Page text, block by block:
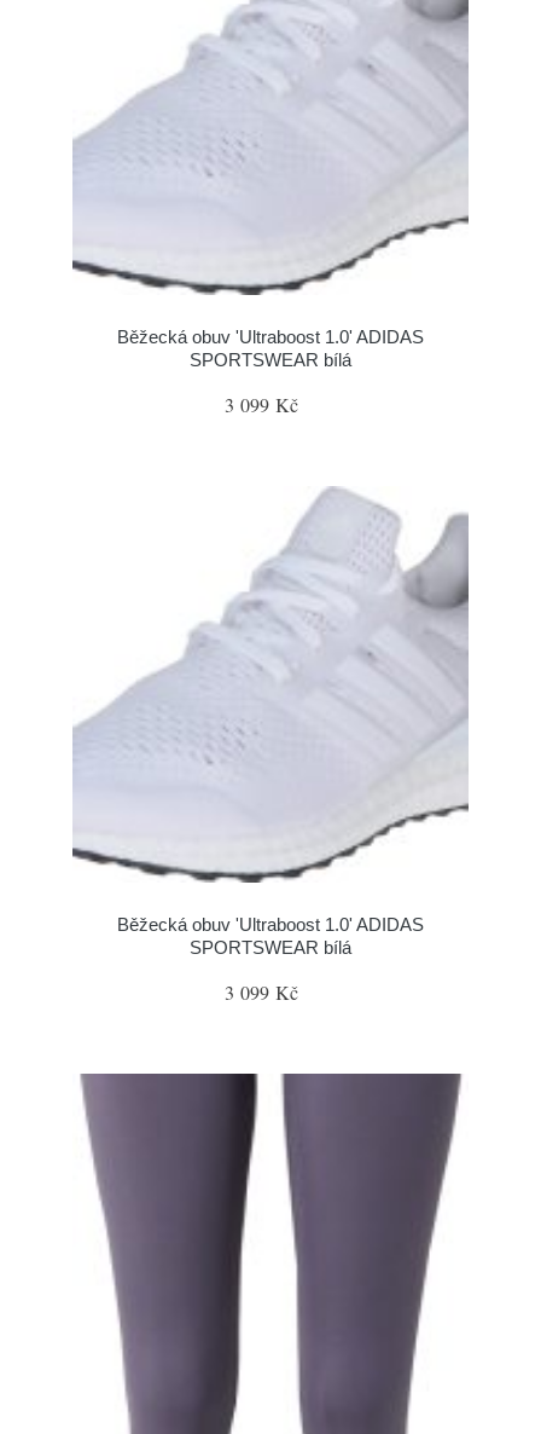
Běžecká obuv 'Ultraboost 1.0' ADIDAS
SPORTSWEAR bílá
3 099 Kč
Běžecká obuv 'Ultraboost 1.0' ADIDAS
SPORTSWEAR bílá
3 099 Kč